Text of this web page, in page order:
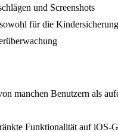
und Screenshots
für die
manchen Benutzern als
Funktionalität auf iOS-